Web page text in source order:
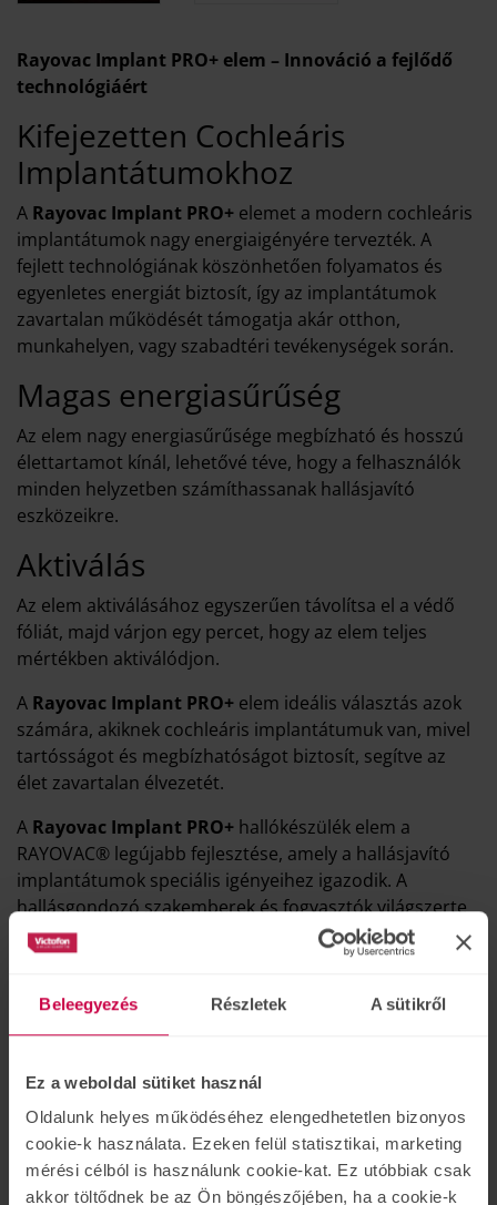
Beleegyezés Részletek A sütikről
Ez a weboldal sütiket használ
Oldalunk helyes működéséhez elengedhetetlen bizonyos
cookie-k használata. Ezeken felül statisztikai, marketing
mérési célból is használunk cookie-kat. Ez utóbbiak csak
akkor töltődnek be az Ön böngészőjében, ha a cookie-k
Rayovac Implant PRO+ elem – Innováció a fejlődő
technológiáért
Kifejezetten Cochleáris
Implantátumokhoz
A Rayovac Implant PRO+ elemet a modern cochleáris
implantátumok nagy energiaigényére tervezték. A
fejlett technológiának köszönhetően folyamatos és
egyenletes energiát biztosít, így az implantátumok
zavartalan működését támogatja akár otthon,
munkahelyen, vagy szabadtéri tevékenységek során.
Magas energiasűrűség
Az elem nagy energiasűrűsége megbízható és hosszú
élettartamot kínál, lehetővé téve, hogy a felhasználók
minden helyzetben számíthassanak hallásjavító
eszközeikre.
Aktiválás
Az elem aktiválásához egyszerűen távolítsa el a védő
fóliát, majd várjon egy percet, hogy az elem teljes
mértékben aktiválódjon.
A Rayovac Implant PRO+ elem ideális választás azok
számára, akiknek cochleáris implantátumuk van, mivel
tartósságot és megbízhatóságot biztosít, segítve az
élet zavartalan élvezetét.
A Rayovac Implant PRO+ hallókészülék elem a
RAYOVAC® legújabb fejlesztése, amely a hallásjavító
implantátumok speciális igényeihez igazodik. A
hallásgondozó szakemberek és fogyasztók világszerte
kedvelik a márkát, amely több mint 110 évnyi
tapasztalattal rendelkezik a hallássegítő eszközök
Súly: 1,77g/db